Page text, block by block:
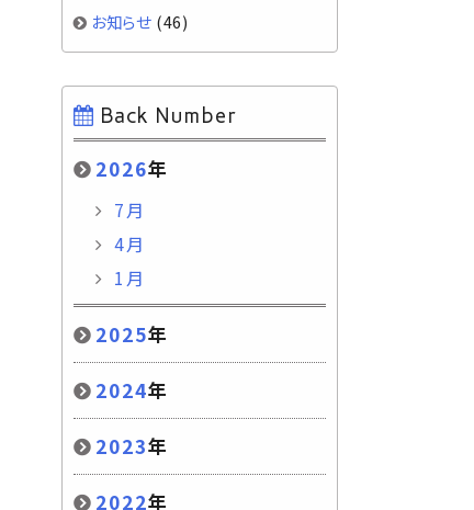
お知らせ (46)
Back Number
2026年
7月
4月
1月
2025年
2024年
2023年
2022年